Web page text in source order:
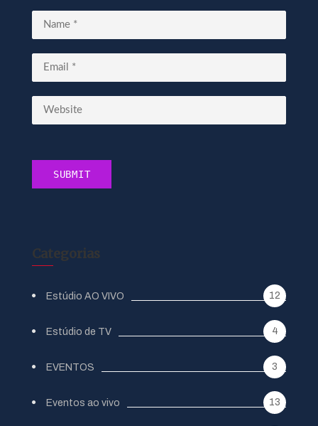
Categorias
Estúdio AO VIVO 12
Estúdio de TV 4
EVENTOS 3
Eventos ao vivo 13